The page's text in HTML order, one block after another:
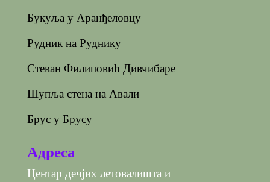
Букуља у Аранђеловцу
Рудник на Руднику
Стеван Филиповић Дивчибаре
Шупља стена на Авали
Брус у Брусу
Адреса
Центар дечјих летовалишта и